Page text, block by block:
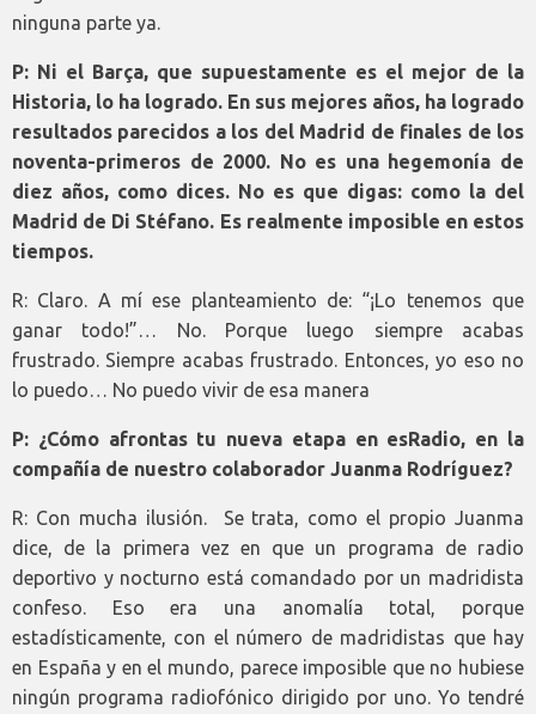
ninguna parte ya.
P: Ni el Barça, que supuestamente es el mejor de la
Historia, lo ha logrado. En sus mejores años, ha logrado
resultados parecidos a los del Madrid de finales de los
noventa-primeros de 2000. No es una hegemonía de
diez años, como dices. No es que digas: como la del
Madrid de Di Stéfano. Es realmente imposible en estos
tiempos.
R: Claro. A mí ese planteamiento de: “¡Lo tenemos que
ganar todo!”… No. Porque luego siempre acabas
frustrado. Siempre acabas frustrado. Entonces, yo eso no
lo puedo… No puedo vivir de esa manera
P: ¿Cómo afrontas tu nueva etapa en esRadio, en la
compañía de nuestro colaborador Juanma Rodríguez?
R: Con mucha ilusión. Se trata, como el propio Juanma
dice, de la primera vez en que un programa de radio
deportivo y nocturno está comandado por un madridista
confeso. Eso era una anomalía total, porque
estadísticamente, con el número de madridistas que hay
en España y en el mundo, parece imposible que no hubiese
ningún programa radiofónico dirigido por uno. Yo tendré